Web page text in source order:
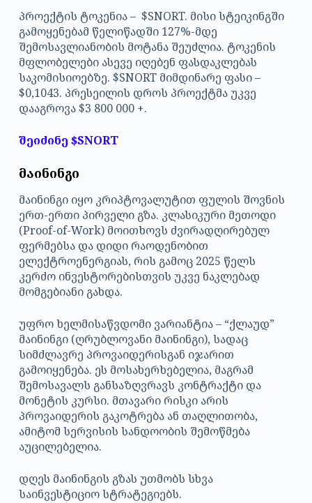
პროექტის ტოკენია – $SNORT. მისი სტეიკინგში
გამოყენებამ წელიწადში 127%-მდე
შემოსავლიანობის მოტანა შეუძლია. ტოკენის
მფლობელები ასევე იღებენ ფასდაკლებას
საკომისიოებზე. $SNORT მიმდინარე ფასი –
$0,1043. პრესეილის დროს პროექტმა უკვე
დააგროვა $3 800 000 +.
შეიძინე $SNORT
მაინინგი
მაინინგი იყო კრიპტოვალუტით ფულის შოვნის
ერთ-ერთი პირველი გზა. კლასიკური მეთოდი
(Proof-of-Work) მოითხოვს ძვირადღირებულ
ფერმებსა და დიდი რაოდენობით
ელექტროენერგიას, რის გამოც 2025 წელს
კერძო ინვესტორებისთვის უკვე ნაკლებად
მომგებიანი გახდა.
უფრო ხელმისაწვდომი ვარიანტია – “ქლაუდ”
მაინინგი (ღრუბლოვანი მაინინგი), სადაც
სიმძლავრე პროვაიდერისგან იჯარით
გამოიყენება. ეს მოსახერხებელია, მაგრამ
შემოსავალს განსაზღვრავს კონტრაქტი და
მონეტის კურსი. მთავარი რისკი არის
პროვაიდერის გაკოტრება ან თაღლითობა,
ამიტომ სერვისის სანდოობის შემოწმება
აუცილებელია.
დღეს მაინინგის გზას უთმობს სხვა
საინვესტიციო სტრატეგიებს.